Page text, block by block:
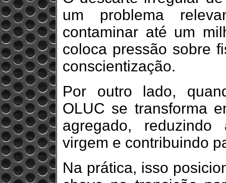
um problema
contaminar até um
coloca pressão sobre
conscientização.
Por outro lado,
OLUC se transforma
agregado,
virgem e contribuindo
Na prática, isso